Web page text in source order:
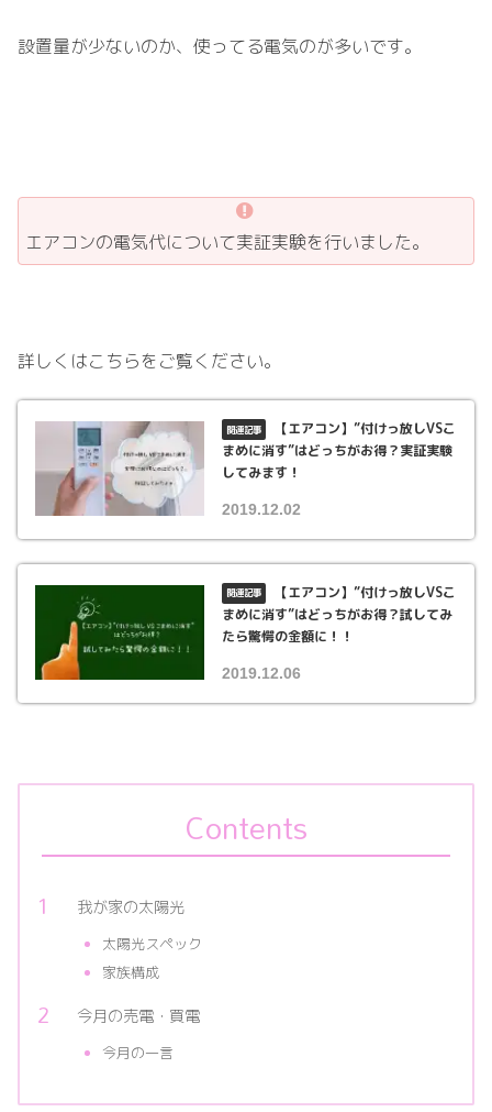
設置量が少ないのか、使ってる電気のが多いです。
エアコンの電気代について実証実験を行いました。
詳しくはこちらをご覧ください。
【エアコン】”付けっ放しVSこ
まめに消す”はどっちがお得？実証実験
してみます！
2019.12.02
【エアコン】”付けっ放しVSこ
まめに消す”はどっちがお得？試してみ
たら驚愕の金額に！！
2019.12.06
Contents
我が家の太陽光
太陽光スペック
家族構成
今月の売電・買電
今月の一言